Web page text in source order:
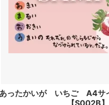
あったかいが いちご A4サ
【S002B】